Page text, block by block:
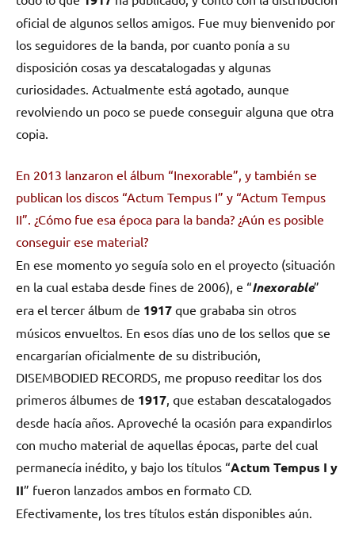
oficial de algunos sellos amigos. Fue muy bienvenido por
los seguidores de la banda, por cuanto ponía a su
disposición cosas ya descatalogadas y algunas
curiosidades. Actualmente está agotado, aunque
revolviendo un poco se puede conseguir alguna que otra
copia.
En 2013 lanzaron el álbum “Inexorable”, y también se
publican los discos “Actum Tempus I” y “Actum Tempus
II”. ¿Cómo fue esa época para la banda? ¿Aún es posible
conseguir ese material?
En ese momento yo seguía solo en el proyecto (situación
en la cual estaba desde fines de 2006), e “Inexorable”
era el tercer álbum de 1917 que grababa sin otros
músicos envueltos. En esos días uno de los sellos que se
encargarían oficialmente de su distribución,
DISEMBODIED RECORDS, me propuso reeditar los dos
primeros álbumes de 1917 , que estaban descatalogados
desde hacía años. Aproveché la ocasión para expandirlos
con mucho material de aquellas épocas, parte del cual
permanecía inédito, y bajo los títulos “Actum Tempus I y
II” fueron lanzados ambos en formato CD.
Efectivamente, los tres títulos están disponibles aún.